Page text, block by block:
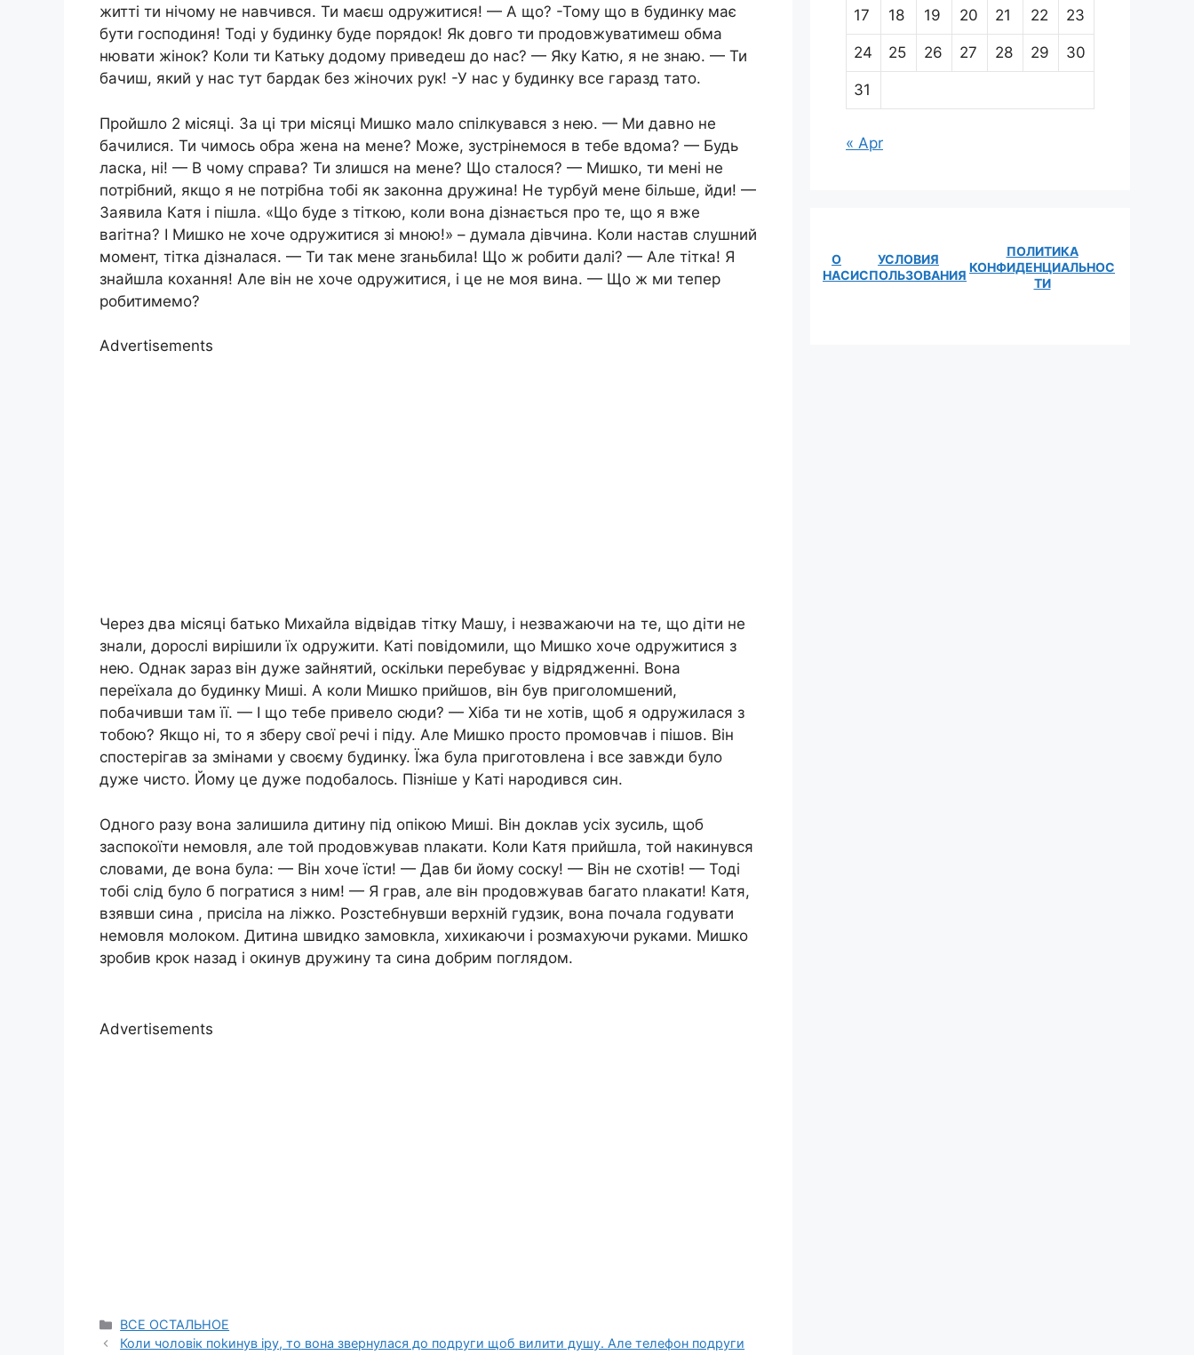
житті ти нічому не навчився. Ти маєш одружитися! — А що? -Тому що в будинку має
бути господиня! Тоді у будинку буде порядок! Як довго ти продовжуватимеш обма
нювати жінок? Коли ти Катьку додому приведеш до нас? — Яку Катю, я не знаю. — Ти
бачиш, який у нас тут бардак без жіночих рук! -У нас у будинку все гаразд тато.
Пройшло 2 місяці. За ці три місяці Мишко мало спілкувався з нею. — Ми давно не
бачилися. Ти чимось обра жена на мене? Може, зустрінемося в тебе вдома? — Будь
ласка, ні! — В чому справа? Ти злишся на мене? Що сталося? — Мишко, ти мені не
потрібний, якщо я не потрібна тобі як законна дружина! Не турбуй мене більше, йди! —
Заявила Катя і пішла. «Що буде з тіткою, коли вона дізнається про те, що я вже
ваrітна? І Мишко не хоче одружитися зі мною!» – думала дівчина. Коли настав слушний
момент, тітка дізналася. — Ти так мене зrаньбила! Що ж робити далі? — Але тітка! Я
знайшла кохання! Але він не хоче одружитися, і це не моя вина. — Що ж ми тепер
робитимемо?
Advertisements
Через два місяці батько Михайла відвідав тітку Машу, і незважаючи на те, що діти не
знали, дорослі вирішили їх одружити. Каті повідомили, що Мишко хоче одружитися з
нею. Однак зараз він дуже зайнятий, оскільки перебуває у відрядженні. Вона
переїхала до будинку Миші. А коли Мишко прийшов, він був приголомшений,
побачивши там її. — І що тебе привело сюди? — Хіба ти не хотів, щоб я одружилася з
тобою? Якщо ні, то я зберу свої речі і піду. Але Мишко просто промовчав і пішов. Він
спостерігав за змінами у своєму будинку. Їжа була приготовлена і все завжди було
дуже чисто. Йому це дуже подобалось. Пізніше у Каті народився син.
Одного разу вона залишила дитину під опікою Миші. Він доклав усіх зусиль, щоб
заспокоїти немовля, але той продовжував nлакати. Коли Катя прийшла, той накинувся
словами, де вона була: — Він хоче їсти! — Дав би йому соску! — Він не схотів! — Тоді
тобі слід було б погратися з ним! — Я грав, але він продовжував багато nлакати! Катя,
взявши сина , присіла на ліжко. Розстебнувши верхній гудзик, вона почала годувати
немовля молоком. Дитина швидко замовкла, хихикаючи і розмахуючи руками. Мишко
зробив крок назад і окинув дружину та сина добрим поглядом.
Advertisements
Categories
ВСЕ ОСТАЛЬНОЕ
Коли чоловік поkинув іру, то вона звернулася до подруги щоб вилити душу. Але телефон подруги
17 18 19 20 21 22 23
24 25 26 27 28 29 30
31
« Apr
О
НАС
УСЛОВИЯ
ИСПОЛЬЗОВАНИЯ
ПОЛИТИКА
КОНФИДЕНЦИАЛЬНОС
ТИ